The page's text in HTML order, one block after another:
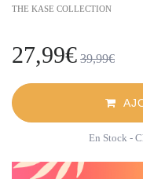
THE KASE COLLECTION
27,99€ 39,99€
En Stock -